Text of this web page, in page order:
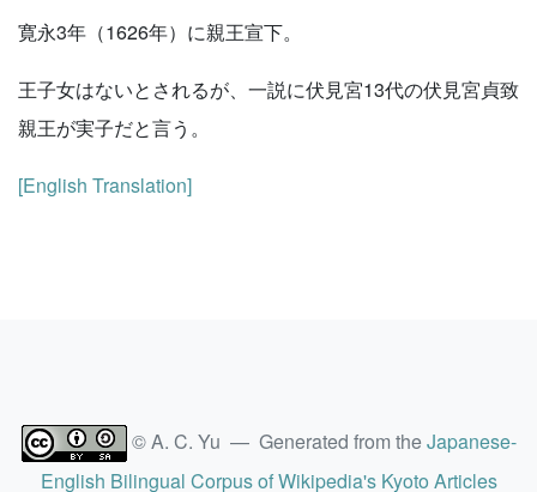
寛永3年（1626年）に親王宣下。
王子女はないとされるが、一説に伏見宮13代の伏見宮貞致
親王が実子だと言う。
[English Translation]
© A. C. Yu — Generated from theJapanese-
English Bilingual Corpus of Wikipedia's Kyoto Articles